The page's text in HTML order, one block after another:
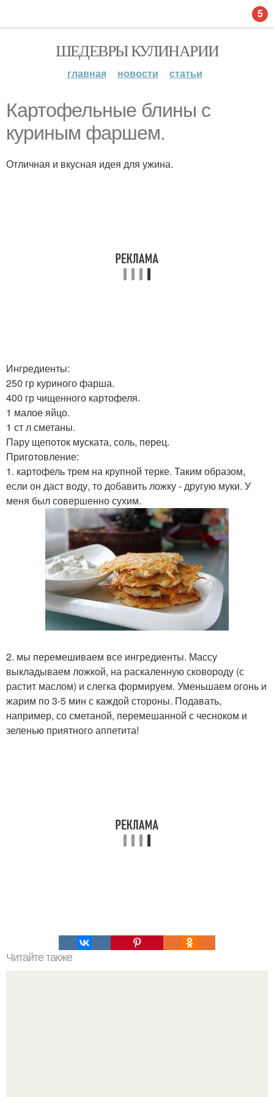
ШЕДЕВРЫ КУЛИНАРИИ
главная новости статьи
Картофельные блины с
куриным фаршем.
Отличная и вкусная идея для ужина.
Ингредиенты:
250 гр куриного фарша.
400 гр чищенного картофеля.
1 малое яйцо.
1 ст л сметаны.
Пару щепоток муската, соль, перец.
Приготовление:
1. картофель трем на крупной терке. Таким образом,
если он даст воду, то добавить ложку - другую муки. У
меня был совершенно сухим.
2. мы перемешиваем все ингредиенты. Массу
выкладываем ложкой, на раскаленную сковороду (с
растит маслом) и слегка формируем. Уменьшаем огонь и
жарим по 3-5 мин с каждой стороны. Подавать,
например, со сметаной, перемешанной с чесноком и
зеленью приятного аппетита!
Читайте также
5